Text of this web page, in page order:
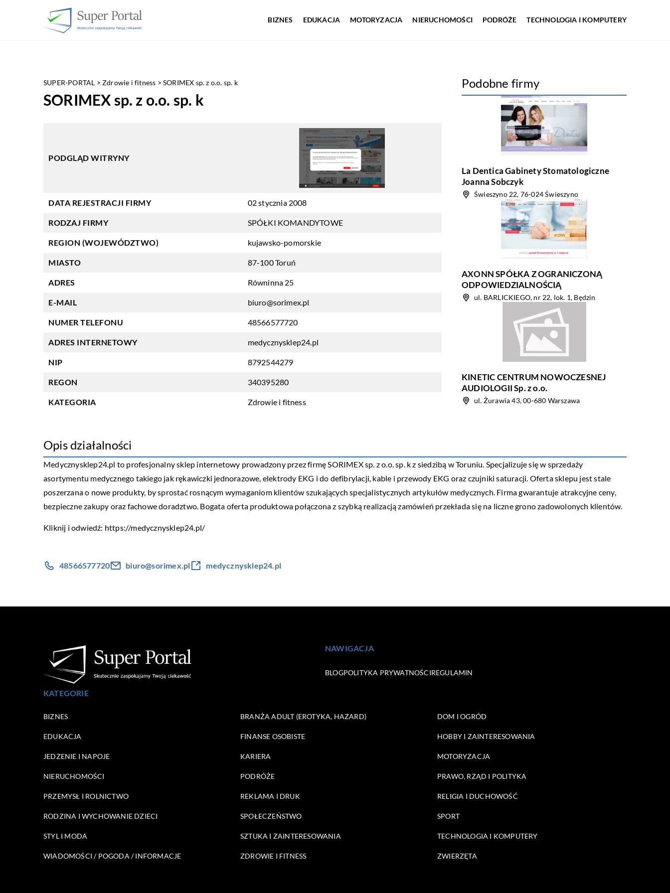
BIZNES EDUKACJA MOTORYZACJA NIERUCHOMOŚCI PODRÓŻE TECHNOLOGIA I KOMPUTERY
SUPER-PORTAL >Zdrowie i fitness >SORIMEX sp. z o.o. sp. k
SORIMEX sp. z o.o. sp. k
PODGLĄD WITRYNY
DATA REJESTRACJI FIRMY 02 stycznia 2008
RODZAJ FIRMY SPÓŁKI KOMANDYTOWE
REGION (WOJEWÓDZTWO) kujawsko-pomorskie
MIASTO 87-100 Toruń
ADRES Równinna 25
E-MAIL biuro@sorimex.pl
NUMER TELEFONU 48566577720
ADRES INTERNETOWY medycznysklep24.pl
NIP 8792544279
REGON 340395280
KATEGORIA Zdrowie i fitness
Podobne firmy
La Dentica Gabinety Stomatologiczne
Joanna Sobczyk
Świeszyno 22, 76-024 Świeszyno
AXONN SPÓŁKA Z OGRANICZONĄ
ODPOWIEDZIALNOŚCIĄ
ul. BARLICKIEGO, nr 22, lok. 1, Będzin
KINETIC CENTRUM NOWOCZESNEJ
AUDIOLOGII Sp. z o.o.
ul. Żurawia 43, 00-680 Warszawa
Opis działalności
Medycznysklep24.pl to profesjonalny sklep internetowy prowadzony przez firmę SORIMEX sp. z o.o. sp. k z siedzibą w Toruniu. Specjalizuje się w sprzedaży
asortymentu medycznego takiego jak rękawiczki jednorazowe, elektrody EKG i do defibrylacji, kable i przewody EKG oraz czujniki saturacji. Oferta sklepu jest stale
poszerzana o nowe produkty, by sprostać rosnącym wymaganiom klientów szukających specjalistycznych artykułów medycznych. Firma gwarantuje atrakcyjne ceny,
bezpieczne zakupy oraz fachowe doradztwo. Bogata oferta produktowa połączona z szybką realizacją zamówień przekłada się na liczne grono zadowolonych klientów.
Kliknij i odwiedź: https://medycznysklep24.pl/
48566577720 biuro@sorimex.pl medycznysklep24.pl
NAWIGACJA
BLOGPOLITYKA PRYWATNOŚCIREGULAMIN
KATEGORIE
BIZNES BRANŻA ADULT (EROTYKA, HAZARD) DOM I OGRÓD
EDUKACJA FINANSE OSOBISTE HOBBY I ZAINTERESOWANIA
JEDZENIE I NAPOJE KARIERA MOTORYZACJA
NIERUCHOMOŚCI PODRÓŻE PRAWO, RZĄD I POLITYKA
PRZEMYSŁ I ROLNICTWO REKLAMA I DRUK RELIGIA I DUCHOWOŚĆ
RODZINA I WYCHOWANIE DZIECI SPOŁECZEŃSTWO SPORT
STYL I MODA SZTUKA I ZAINTERESOWANIA TECHNOLOGIA I KOMPUTERY
WIADOMOŚCI / POGODA / INFORMACJE ZDROWIE I FITNESS ZWIERZĘTA